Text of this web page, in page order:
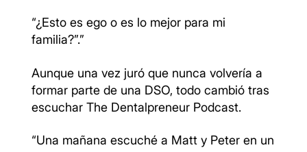
“¿Esto es ego o es lo mejor para mi
familia?”.”
Aunque una vez juró que nunca volvería a
formar parte de una DSO, todo cambió tras
escuchar The Dentalpreneur Podcast.
“Una mañana escuché a Matt y Peter en un